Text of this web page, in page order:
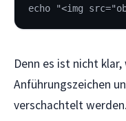
echo "<img
Denn es ist nicht
Anführungszeichen
verschachtelt werden.